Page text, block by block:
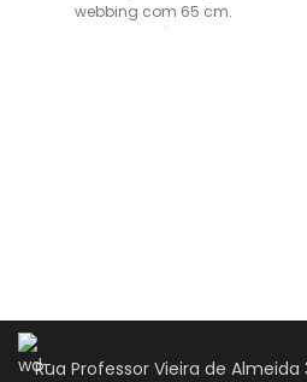
webbing com 65 cm.
Material | 100%
Rua Professor Vieira de Almeida